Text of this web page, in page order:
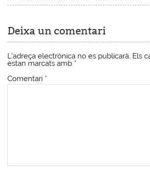
Deixa un comentari
L'adreça electrònica no es publicarà. Els
estan marcats amb *
Comentari *